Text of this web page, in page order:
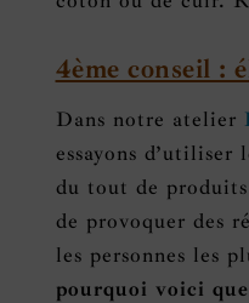
4ème conseil :
Dans notre atelier
essayons d’utiliser
du tout de
de provoquer des
les personnes les
pourquoi voici